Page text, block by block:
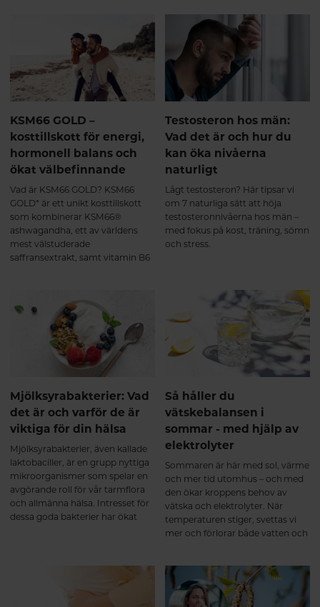
D-vitamin och symptom på
depression. Här får du veta mer
om varför det är så viktigt att
tillgodose sitt behov av D-
vitamin.
KSM66 GOLD –
kosttillskott för energi,
hormonell balans och
ökat välbefinnande
Vad är KSM66 GOLD? KSM66
GOLD* är ett unikt kosttillskott
som kombinerar KSM66®
ashwagandha, ett av världens
mest välstuderade
saffransextrakt, samt vitamin B6
och sinne vid: Stress och
utmattning Oro och
sömnproblem Hormonell
obalans Nedsatt libido Produkten
är lika effektiv för både kvinnor
och män. Hur fungerar KSM66
GOLD? Samverkande extrakt för
ökad effekt. KSM66, saffran och
med samma mål: att återställa
emotionell balans, energi och
hormonell stabilitet. Mer ork och
inre lugn Ashwagandha (KSM66)
stärker kroppens motståndskraft
mot stress och bidrar till
normalisering av kortisolnivåer.
sexuell hälsa När stressnivåerna
sjunker kan även kroppens egen
Testosteron hos män:
Vad det är och hur du
kan öka nivåerna
naturligt
Lågt testosteron? Här tipsar vi
om 7 naturliga sätt att höja
testosteronnivåerna hos män –
med fokus på kost, träning, sömn
och stress.
Mjölksyrabakterier: Vad
det är och varför de är
viktiga för din hälsa
Mjölksyrabakterier, även kallade
laktobaciller, är en grupp nyttiga
mikroorganismer som spelar en
avgörande roll för vår tarmflora
och allmänna hälsa. Intresset för
dessa goda bakterier har ökat
mjölksyrabakterier egentligen,
Så håller du
vätskebalansen i
sommar - med hjälp av
elektrolyter
Sommaren är här med sol, värme
och mer tid utomhus – och med
den ökar kroppens behov av
vätska och elektrolyter. När
temperaturen stiger, svettas vi
mer och förlorar både vatten och
du ska må bra, orka mer och
undvika symptom som trötthet,
huvudvärk eller yrsel.